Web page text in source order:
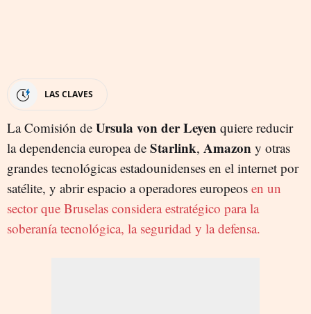
LAS CLAVES
La Comisión de Ursula von der Leyen quiere reducir
la dependencia europea de Starlink, Amazon y otras
grandes tecnológicas estadounidenses en el internet por
satélite, y abrir espacio a operadores europeos en un
sector que Bruselas considera estratégico para la
soberanía tecnológica, la seguridad y la defensa.